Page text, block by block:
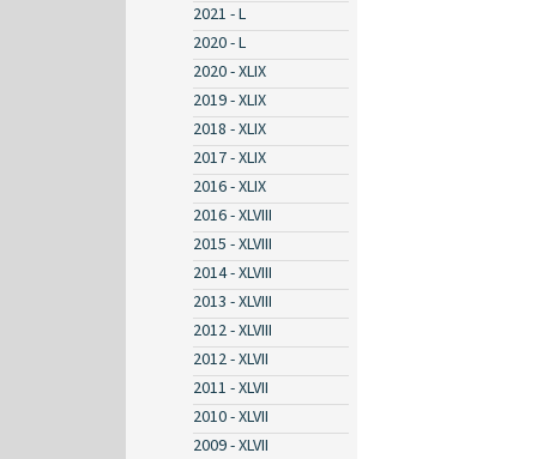
2021 - L
2020 - L
2020 - XLIX
2019 - XLIX
2018 - XLIX
2017 - XLIX
2016 - XLIX
2016 - XLVIII
2015 - XLVIII
2014 - XLVIII
2013 - XLVIII
2012 - XLVIII
2012 - XLVII
2011 - XLVII
2010 - XLVII
2009 - XLVII